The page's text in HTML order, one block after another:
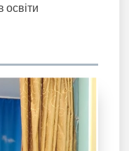
освіти